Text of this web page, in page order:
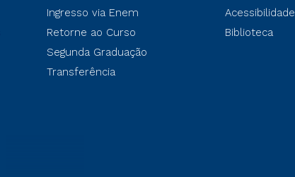
Ingresso via Enem
Retorne ao Curso
Segunda Graduação
Transferência
Acessibilidade
Biblioteca